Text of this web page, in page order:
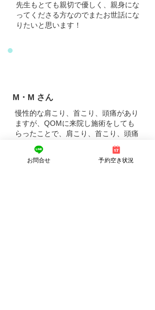
先生もとても親切で優しく、親身にな
ってくださる方なのでまたお世話にな
りたいと思います！
M・M さん
慢性的な肩こり、首こり、頭痛があり
ますが、QOMに来院し施術をしても
らったことで、肩こり、首こり、頭痛
がほぼなくなり、身体の調子も整った
ように思います。
施術も非常にていねいでこちらに合わ
お問合せ 予約空き状況